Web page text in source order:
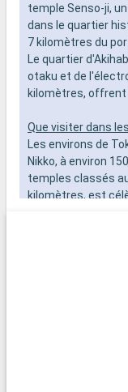
temple Senso-ji,
dans le quartier
7 kilomètres du
Le quartier
otaku et de
kilomètres, offrent
Que visiter dans
Les environs de
Nikko, à environ
temples classés
kilomètres, est